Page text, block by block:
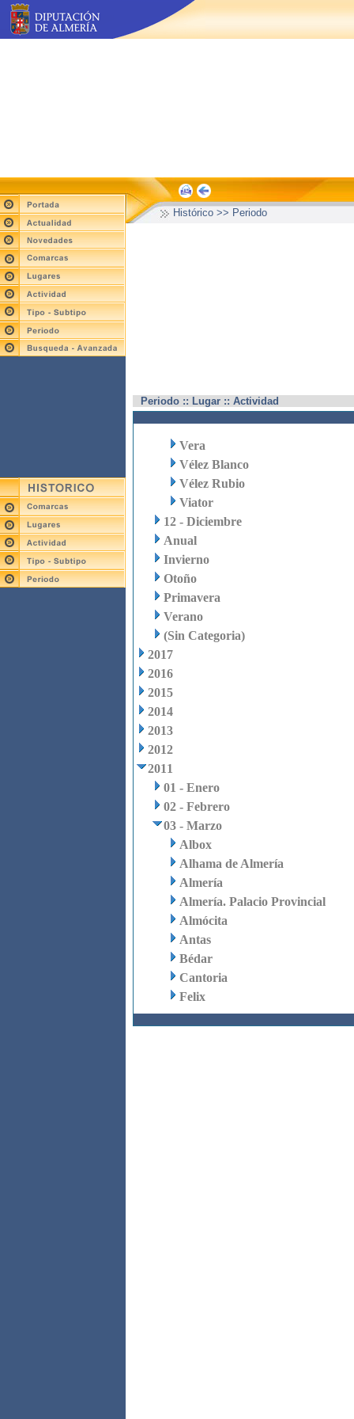
Histórico >> Periodo
Periodo :: Lugar :: Actividad
Vera
Vélez Blanco
Vélez Rubio
Viator
12 - Diciembre
Anual
Invierno
Otoño
Primavera
Verano
(Sin Categoria)
2017
2016
2015
2014
2013
2012
2011
01 - Enero
02 - Febrero
03 - Marzo
Albox
Alhama de Almería
Almería
Almería. Palacio Provincial
Almócita
Antas
Bédar
Cantoria
Felix